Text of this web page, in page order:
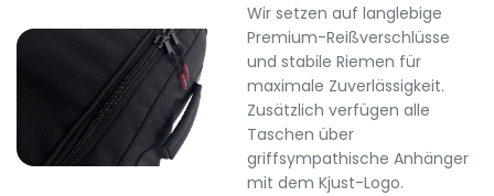
Wir setzen auf langlebige
Premium-Reißverschlüsse
und stabile Riemen für
maximale Zuverlässigkeit.
Zusätzlich verfügen alle
Taschen über
griffsympathische Anhänger
mit dem Kjust-Logo.